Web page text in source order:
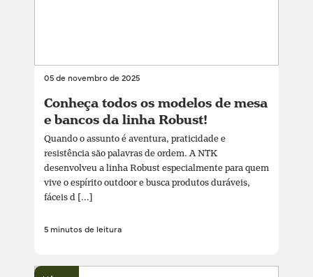
05 de novembro de 2025
Conheça todos os modelos de mesa
e bancos da linha Robust!
Quando o assunto é aventura, praticidade e
resistência são palavras de ordem. A NTK
desenvolveu a linha Robust especialmente para quem
vive o espírito outdoor e busca produtos duráveis,
fáceis d [...]
5 minutos de leitura